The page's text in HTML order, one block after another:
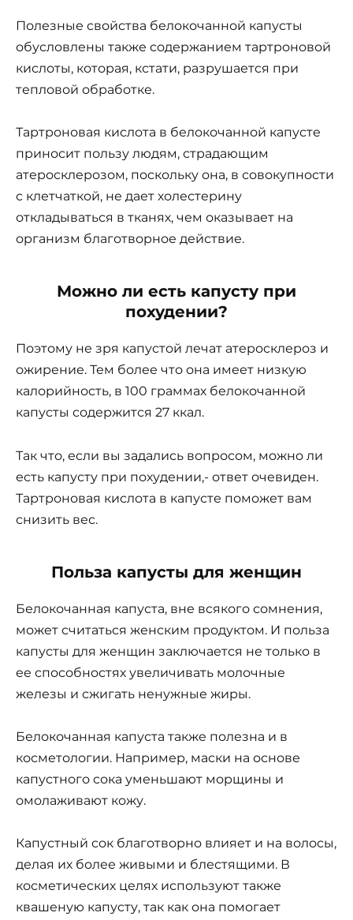
Полезные свойства белокочанной капусты
обусловлены также содержанием тартроновой
кислоты, которая, кстати, разрушается при
тепловой обработке.
Тартроновая кислота в белокочанной капусте
приносит пользу людям, страдающим
атеросклерозом, поскольку она, в совокупности
с клетчаткой, не дает холестерину
откладываться в тканях, чем оказывает на
организм благотворное действие.
Можно ли есть капусту при
похудении?
Поэтому не зря капустой лечат атеросклероз и
ожирение. Тем более что она имеет низкую
калорийность, в 100 граммах белокочанной
капусты содержится 27 ккал.
Так что, если вы задались вопросом, можно ли
есть капусту при похудении,- ответ очевиден.
Тартроновая кислота в капусте поможет вам
снизить вес.
Польза капусты для женщин
Белокочанная капуста, вне всякого сомнения,
может считаться женским продуктом. И польза
капусты для женщин заключается не только в
ее способностях увеличивать молочные
железы и сжигать ненужные жиры.
Белокочанная капуста также полезна и в
косметологии. Например, маски на основе
капустного сока уменьшают морщины и
омолаживают кожу.
Капустный сок благотворно влияет и на волосы,
делая их более живыми и блестящими. В
косметических целях используют также
квашеную капусту, так как она помогает